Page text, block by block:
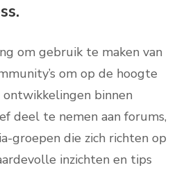
om gebruik te maken van
om op de hoogte
binnen
deel te nemen aan forums,
groepen die zich richten op
inzichten en tips